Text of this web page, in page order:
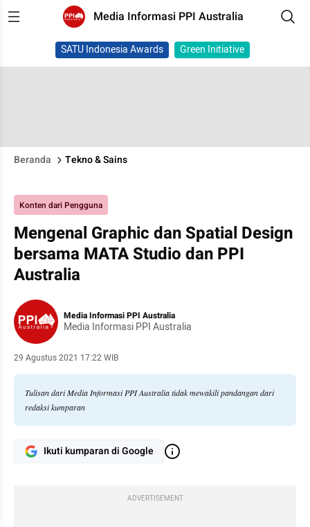
Media Informasi PPI Australia
SATU Indonesia Awards Green Initiative
Beranda Tekno & Sains
Konten dari Pengguna
Mengenal Graphic dan Spatial Design
bersama MATA Studio dan PPI
Australia
Media Informasi PPI Australia
Media Informasi PPI Australia
29 Agustus 2021 17:22 WIB
Tulisan dari Media Informasi PPI Australia tidak mewakili pandangan dari
redaksi kumparan
Ikuti kumparan di Google
ADVERTISEMENT